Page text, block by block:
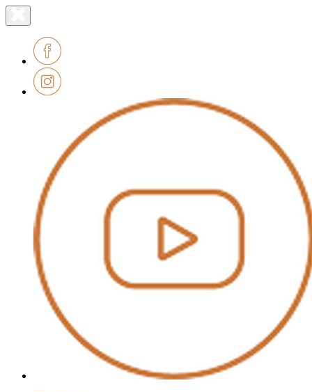
le
Lien
page
accueil